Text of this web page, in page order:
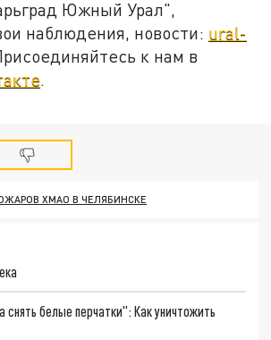
Южный Урал",
наблюдения, новости: ural-
к нам в
.
ХМАО В ЧЕЛЯБИНСКЕ
снять белые перчатки": Как уничтожить